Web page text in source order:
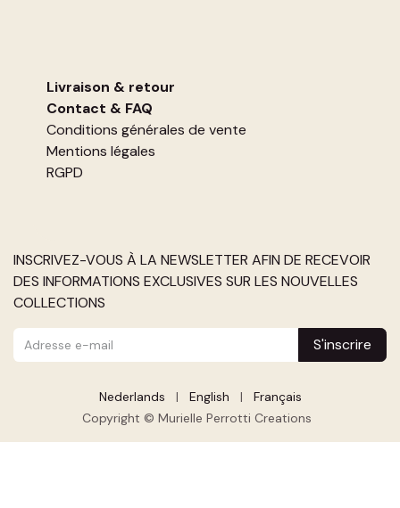
Livraison & retour
Contact & FAQ
Conditions générales de vente
Mentions légales
RGPD
INSCRIVEZ-VOUS À LA NEWSLETTER AFIN DE RECEVOIR
DES INFORMATIONS EXCLUSIVES SUR LES NOUVELLES
COLLECTIONS
S'inscrire
Copyright © Murielle Perrotti Creations
Nederlands | English | Français